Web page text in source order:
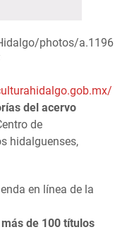
photos/a.1196
del acervo
de
hidalguenses,
en línea de la
de 100 títulos